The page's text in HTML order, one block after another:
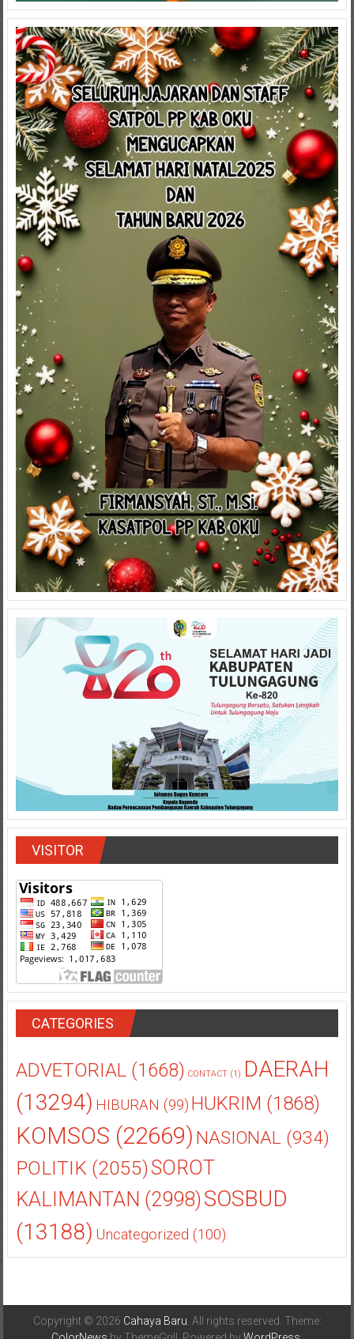
VISITOR
CATEGORIES
ADVETORIAL(1668) CONTACT(1) DAERAH
(13294) HIBURAN (99) HUKRIM (1868)
KOMSOS (22669) NASIONAL(934)
POLITIK(2055)SOROT
KALIMANTAN (2998)SOSBUD
(13188) Uncategorized (100)
Copyright © 2026 Cahaya Baru . All rights reserved. Theme: